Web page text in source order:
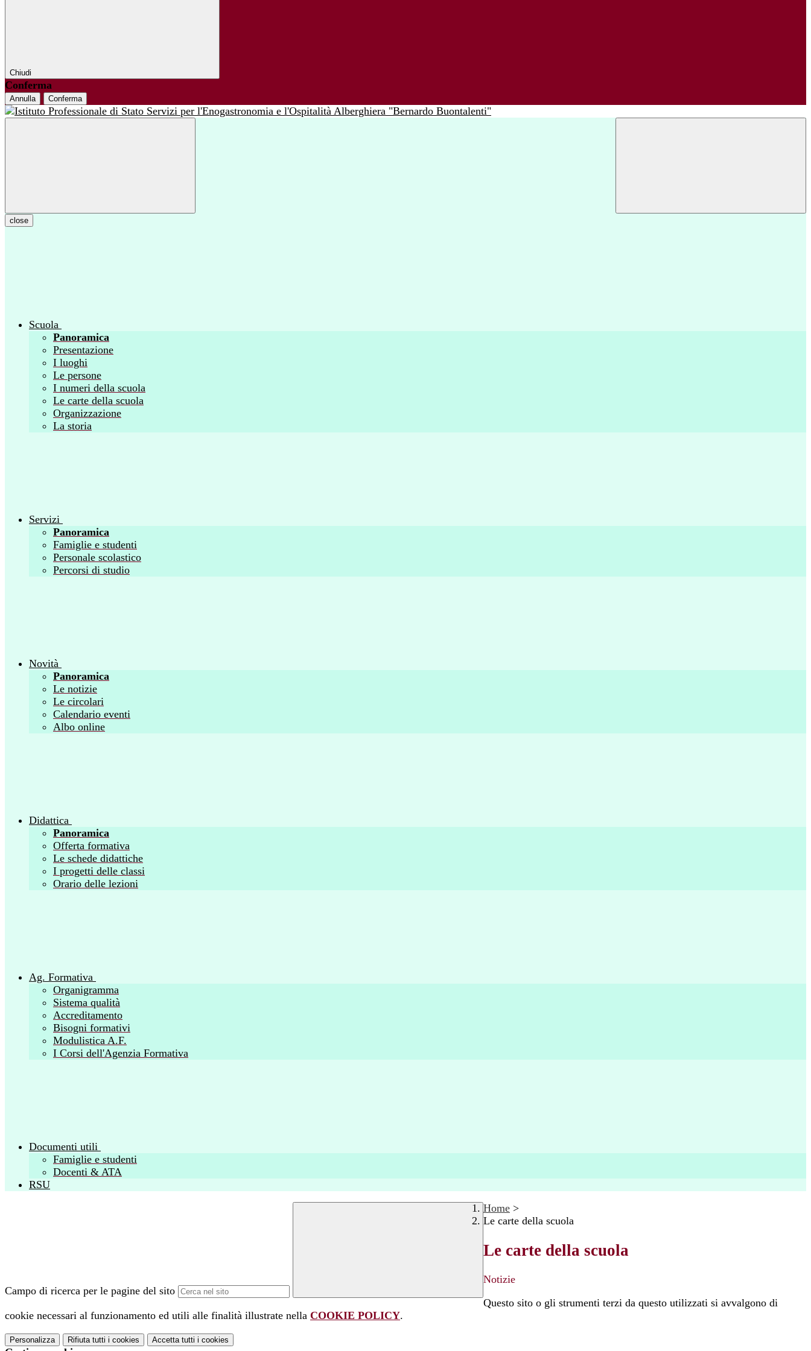
Chiudi
Conferma
Annulla Conferma
close
Scuola
Panoramica
Presentazione
I luoghi
Le persone
I numeri della scuola
Le carte della scuola
Organizzazione
La storia
Servizi
Panoramica
Famiglie e studenti
Personale scolastico
Percorsi di studio
Novità
Panoramica
Le notizie
Le circolari
Calendario eventi
Albo online
Didattica
Panoramica
Offerta formativa
Le schede didattiche
I progetti delle classi
Orario delle lezioni
Ag. Formativa
Organigramma
Sistema qualità
Accreditamento
Bisogni formativi
Modulistica A.F.
I Corsi dell'Agenzia Formativa
Documenti utili
Famiglie e studenti
Docenti & ATA
RSU
Campo di ricerca per le pagine del sito
Home >
Le carte della scuola
Le carte della scuola
Notizie
Questo sito o gli strumenti terzi da questo utilizzati si avvalgono di
cookie necessari al funzionamento ed utili alle finalità illustrate nella COOKIE POLICY.
Personalizza Rifiuta tutti i cookies Accetta tutti i cookies